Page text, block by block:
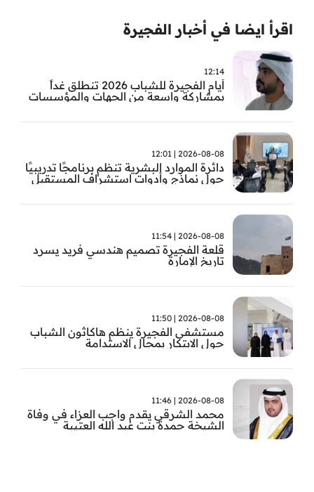
اقرأ ايضا في أخبار الفجيرة
12:14
أيام الفجيرة للشباب 2026 تنطلق غداً
بمشاركة واسعة من الجهات والمؤسسات
2026-08-08 | 12:01
دائرة الموارد البشرية تنظم برنامجًا تدريبيًا
حول نماذج وأدوات استشراف المستقبل
2026-08-08 | 11:54
قلعة الفجيرة تصميم هندسي فريد يسرد
تاريخ الإمارة
2026-08-08 | 11:50
مستشفى الفجيرة ينظم هاكاثون الشباب
حول الابتكار بمجال الاستدامة
2026-08-08 | 11:46
محمد الشرقي يقدم واجب العزاء في وفاة
الشيخة حمدة بنت عبد الله العتيبة